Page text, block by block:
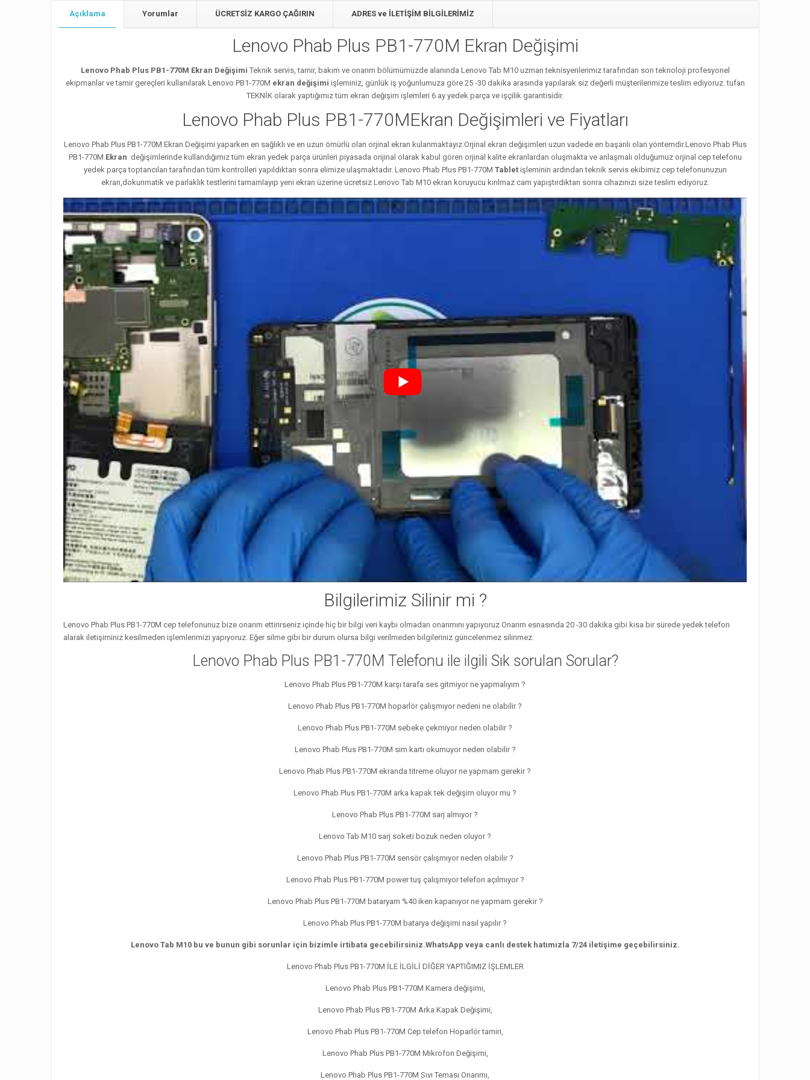
Açıklama Yorumlar ÜCRETSİZ KARGO ÇAĞIRIN ADRES ve İLETİŞİM BİLGİLERİMİZ
Lenovo Phab Plus PB1-770M Ekran Değişimi
Lenovo Phab Plus PB1-770M Ekran Değişimi Teknik servis, tamir, bakım ve onarım bölümümüzde alanında Lenovo Tab M10 uzman teknisyenlerimiz tarafından son teknoloji profesyonel
ekipmanlar ve tamir gereçleri kullanılarak Lenovo PB1-770M ekran değişimi işleminiz, günlük iş yoğunlumuza göre 25 -30 dakika arasında yapılarak siz değerli müşterilerimize teslim ediyoruz. tufan
TEKNİK olarak yaptığımız tüm ekran değişim işlemleri 6 ay yedek parça ve işçilik garantisidir.
Lenovo Phab Plus PB1-770MEkran Değişimleri ve Fiyatları
Lenovo Phab Plus PB1-770M Ekran Değişimi yaparken en sağlıklı ve en uzun ömürlü olan orjinal ekran kulanmaktayız.Orjinal ekran değişimleri uzun vadede en başarılı olan yöntemdir.Lenovo Phab Plus
PB1-770M Ekran değişimlerinde kullandığımız tüm ekran yedek parça ürünleri piyasada orijinal olarak kabul gören orjinal kalite ekranlardan oluşmakta ve anlaşmalı olduğumuz orjinal cep telefonu
yedek parça toptancıları tarafından tüm kontrolleri yapıldıktan sonra elimize ulaşmaktadır. Lenovo Phab Plus PB1-770M Tabletişleminin ardından teknik servis ekibimiz cep telefonunuzun
ekran,dokunmatik ve parlaklık testlerini tamamlayıp yeni ekran üzerine ücretsiz Lenovo Tab M10 ekran koruyucu kırılmaz cam yapıştırdıktan sonra cihazınızı size teslim ediyoruz.
Bilgilerimiz Silinir mi ?
Lenovo Phab Plus PB1-770M cep telefonunuz bize onarım ettirirseniz içinde hiç bir bilgi veri kaybı olmadan onarımını yapıyoruz.Onarım esnasında 20 -30 dakika gibi kısa bir sürede yedek telefon
alarak iletişiminiz kesilmeden işlemlerimizi yapıyoruz. Eğer silme gibi bir durum olursa bilgi verilmeden bilgileriniz güncelenmez silinmez.
Lenovo Phab Plus PB1-770M Telefonu ile ilgili Sık sorulan Sorular?
Lenovo Phab Plus PB1-770M karşı tarafa ses gitmiyor ne yapmalıyım ?
Lenovo Phab Plus PB1-770M hoparlör çalışmıyor nedeni ne olabilir ?
Lenovo Phab Plus PB1-770M sebeke çekmiyor neden olabilir ?
Lenovo Phab Plus PB1-770M sim kartı okumuyor neden olabilir ?
Lenovo Phab Plus PB1-770M ekranda titreme oluyor ne yapmam gerekir ?
Lenovo Phab Plus PB1-770M arka kapak tek değişim oluyor mu ?
Lenovo Phab Plus PB1-770M sarj almıyor ?
Lenovo Tab M10 sarj soketi bozuk neden oluyor ?
Lenovo Phab Plus PB1-770M sensör çalışmıyor neden olabilir ?
Lenovo Phab Plus PB1-770M power tuş çalışmıyor telefon açılmıyor ?
Lenovo Phab Plus PB1-770M bataryam %40 iken kapanıyor ne yapmam gerekir ?
Lenovo Phab Plus PB1-770M batarya değişimi nasıl yapılır ?
Lenovo Tab M10 bu ve bunun gibi sorunlar için bizimle irtibata gecebilirsiniz.WhatsApp veya canlı destek hatımızla 7/24 iletişime geçebilirsiniz.
Lenovo Phab Plus PB1-770M İLE İLGİLİ DİĞER YAPTIĞIMIZ İŞLEMLER
Lenovo Phab Plus PB1-770M Kamera değişimi,
Lenovo Phab Plus PB1-770M Arka Kapak Değişimi,
Lenovo Phab Plus PB1-770M Cep telefon Hoparlör tamiri,
Lenovo Phab Plus PB1-770M Mikrofon Değişimi,
Lenovo Phab Plus PB1-770M Sıvı Teması Onarımı,